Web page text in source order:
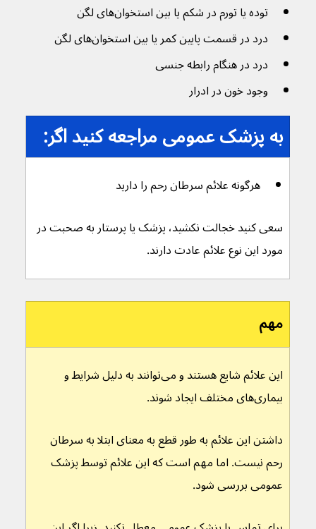
توده یا تورم در شکم یا بین استخوان‌های لگن
درد در قسمت پایین کمر یا بین استخوان‌های لگن
درد در هنگام رابطه جنسی
وجود خون در ادرار
به پزشک عمومی مراجعه کنید اگر:
هرگونه علائم سرطان رحم را دارید
سعی کنید خجالت نکشید، پزشک یا پرستار به صحبت در
مورد این نوع علائم عادت دارند.
مهم
این علائم شایع هستند و می‌توانند به دلیل شرایط و
بیماری‌های مختلف ایجاد شوند.
داشتن این علائم به طور قطع به معنای ابتلا به سرطان
رحم نیست. اما مهم است که این علائم توسط پزشک
عمومی بررسی شود.